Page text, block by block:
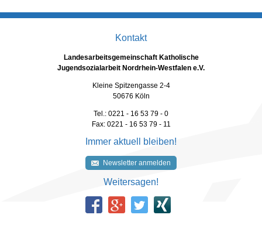
Kontakt
Landesarbeitsgemeinschaft Katholische
Jugendsozialarbeit Nordrhein-Westfalen e.V.
Kleine Spitzengasse 2-4
50676 Köln
Tel.: 0221 - 16 53 79 - 0
Fax: 0221 - 16 53 79 - 11
Immer aktuell bleiben!
Newsletter anmelden
Weitersagen!